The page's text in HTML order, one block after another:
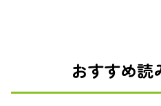
おすすめ読